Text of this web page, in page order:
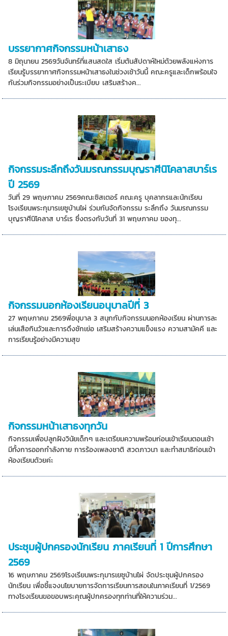
บรรยากาศกิจกรรมหน้าเสาธง
8 มิถุนายน 2569วันจันทร์ที่แสนสดใส เริ่มต้นสัปดาห์ใหม่ด้วยพลังแห่งการ
เรียนรู้บรรยากาศกิจกรรมหน้าเสาธงในช่วงเช้าวันนี้ คณะครูและเด็กพร้อมใจ
กันร่วมกิจกรรมอย่างเป็นระเบียบ เสริมสร้างค...
กิจกรรมระลึกถึงวันมรณกรรมบุญราศีนิโคลาสบาร์เร
ปี 2569
วันที่ 29 พฤษภาคม 2569คณะซิสเตอร์ คณะครู บุคลากรและนักเรียน
โรงเรียนพระกุมารเยซูบ้านไผ่ ร่วมกันจัดกิจกรรม ระลึกถึง วันมรณกรรม
บุญราศีนิโคลาส บาร์เร ซึ่งตรงกับวันที่ 31 พฤษภาคม ของทุ...
กิจกรรมนอกห้องเรียนอนุบาลปีที่ 3
27 พฤษภาคม 2569พี่อนุบาล 3 สนุกกับกิจกรรมนอกห้องเรียน ผ่านการละ
เล่นเสือกินวัวและการดึงชักเย่อ เสริมสร้างความแข็งแรง ความสามัคคี และ
การเรียนรู้อย่างมีความสุข
กิจกรรมหน้าเสาธงทุกวัน
กิจกรรมเพื่อปลูกฝังวินัยเด็กๆ และเตรียมความพร้อมก่อนเข้าเรียนตอนเช้า
มีทั้งการออกกำลังกาย การร้องเพลงชาติ สวดภาวนา และทำสมาธิก่อนเข้า
ห้องเรียนด้วยค่ะ
ประชุมผู้ปกครองนักเรียน ภาคเรียนที่ 1 ปีการศึกษา
2569
16 พฤษภาคม 2569โรงเรียนพระกุมารเยซูบ้านไผ่ จัดประชุมผู้ปกครอง
นักเรียน เพื่อชี้แจงนโยบายการจัดการเรียนการสอนในภาคเรียนที่ 1/2569
ทางโรงเรียนขอขอบพระคุณผู้ปกครองทุกท่านที่ให้ความร่วม...